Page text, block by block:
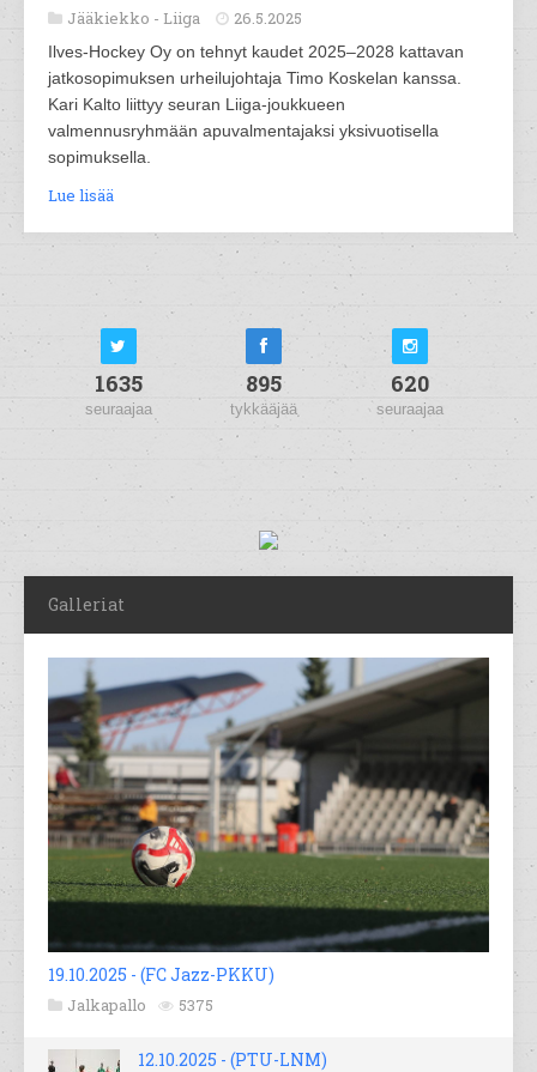
Jääkiekko - Liiga 26.5.2025
Ilves-Hockey Oy on tehnyt kaudet 2025–2028 kattavan
jatkosopimuksen urheilujohtaja Timo Koskelan kanssa.
Kari Kalto liittyy seuran Liiga-joukkueen
valmennusryhmään apuvalmentajaksi yksivuotisella
sopimuksella.
Lue lisää
1635
seuraajaa
895
tykkääjää
620
seuraajaa
Galleriat
19.10.2025 - (FC Jazz-PKKU)
Jalkapallo 5375
12.10.2025 - (PTU-LNM)